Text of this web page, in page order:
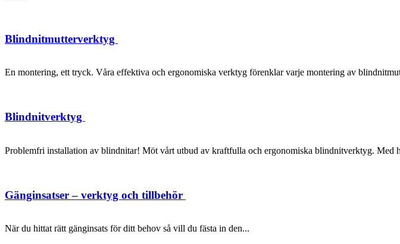
Blindnitmutterverktyg
En montering, ett tryck. Våra effektiva och ergonomiska verktyg förenklar varje montering av
Blindnitverktyg
Problemfri installation av blindnitar! Möt vårt utbud av kraftfulla och ergonomiska blindnitverktyg. Med
Gänginsatser – verktyg och tillbehör
När du hittat rätt gänginsats för ditt behov så vill du fästa in den...